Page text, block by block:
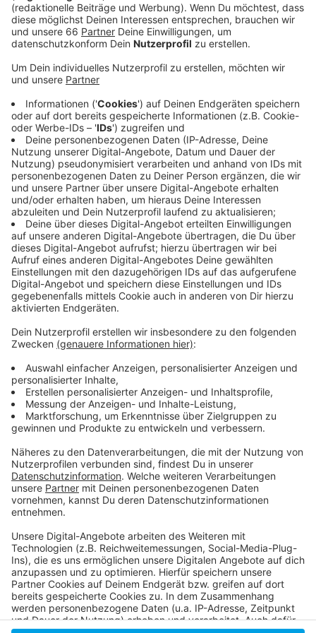
Der Neuzugang im Restaurantführer Guide Michelin ist
das "Pink Pepper" im Steigenberger Parkhotel. Unter
anderem das "Agata's" in Bilk konnte seinen Stern
verteidigen. Das „Im Schiffchen“ oder das "Le Flair"
haben ebenfalls einen Stern bekommen. Zwei
Düsseldorfer Restaurants haben ihren Stern verloren;
das „Setzkasten“ im Edeka Zurheide und das "Am Kai".
In Düsseldorf gibt es außerdem kein Restaurant, das
zwei oder mehr Sterne erhalten hat. In diesem Jahr
sind insgesamt deutschlandweit 334 Restaurants für
höchste Kochkunst ausgezeichnet worden.
Anzeige
Weitere Infos und Links zum Thema
Anzeige
In diesem Jahr wurde eine Rekordzahl von Sternen
vergeben
So berichten die Kolleginnen und Kollegen von der
RP
Der Guide Michelin
Anzeige
Anzeige